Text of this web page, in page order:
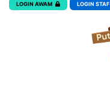
LOGIN AWAM LOGIN STAF